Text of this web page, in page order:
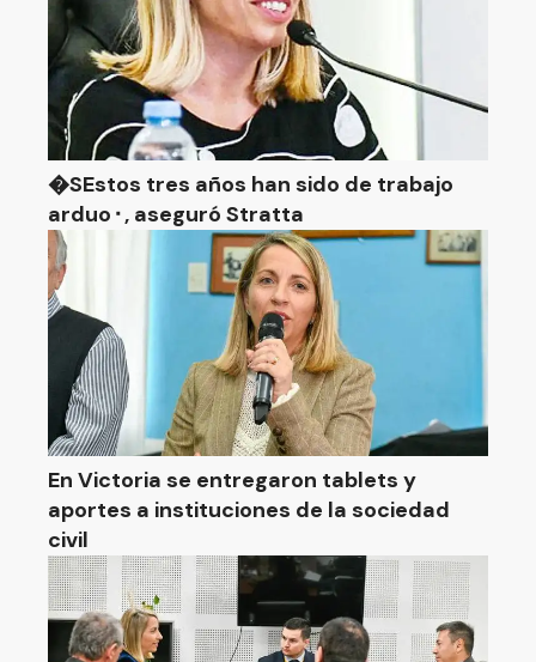
�SEstos tres años han sido de trabajo
arduo⬝, aseguró Stratta
En Victoria se entregaron tablets y
aportes a instituciones de la sociedad
civil